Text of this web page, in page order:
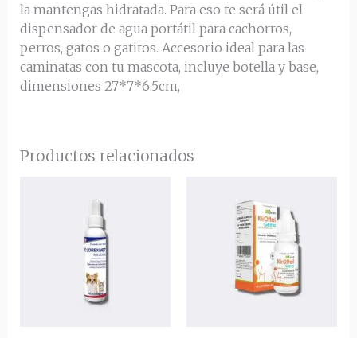
la mantengas hidratada. Para eso te será útil el
dispensador de agua portátil para cachorros,
perros, gatos o gatitos. Accesorio ideal para las
caminatas con tu mascota, incluye botella y base,
dimensiones 27*7*6.5cm,
Productos relacionados